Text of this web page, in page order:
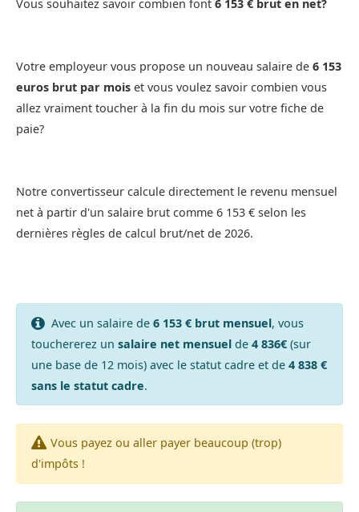
Vous souhaitez savoir combien font 6 153 € brut en net?
Votre employeur vous propose un nouveau salaire de 6 153
euros brut par mois et vous voulez savoir combien vous
allez vraiment toucher à la fin du mois sur votre fiche de
paie?
Notre convertisseur calcule directement le revenu mensuel
net à partir d'un salaire brut comme 6 153 € selon les
dernières règles de calcul brut/net de 2026.
Avec un salaire de 6 153 € brut mensuel, vous
touchererez un salaire net mensuelde 4 836€(sur
une base de 12 mois) avec le statut cadre et de 4 838 €
sans le statut cadre.
Vous payez ou aller payer beaucoup (trop)
d'impôts !